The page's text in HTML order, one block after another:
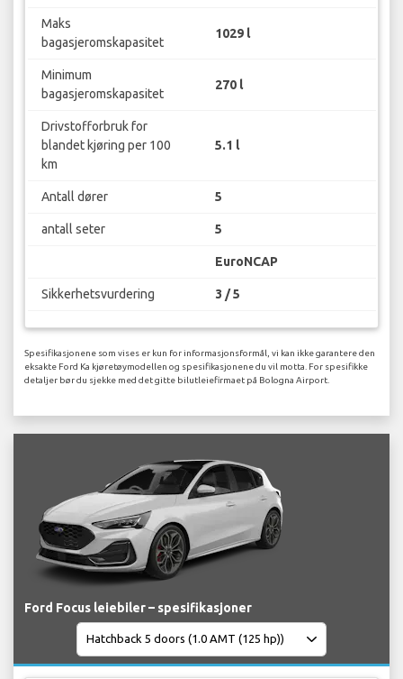
Maks
bagasjeromskapasitet
1029 l
Minimum
bagasjeromskapasitet
270 l
Drivstofforbruk for
blandet kjøring per 100
km
5.1 l
Antall dører 5
antall seter 5
EuroNCAP
Sikkerhetsvurdering 3 / 5
Spesifikasjonene som vises er kun for informasjonsformål, vi kan ikke garantere den
eksakte Ford Ka kjøretøymodellen og spesifikasjonene du vil motta. For spesifikke
detaljer bør du sjekke med det gitte bilutleiefirmaet på Bologna Airport.
Ford Focus leiebiler – spesifikasjoner